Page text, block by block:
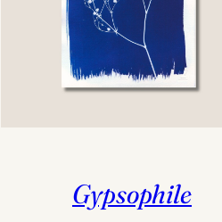
Gypsophile